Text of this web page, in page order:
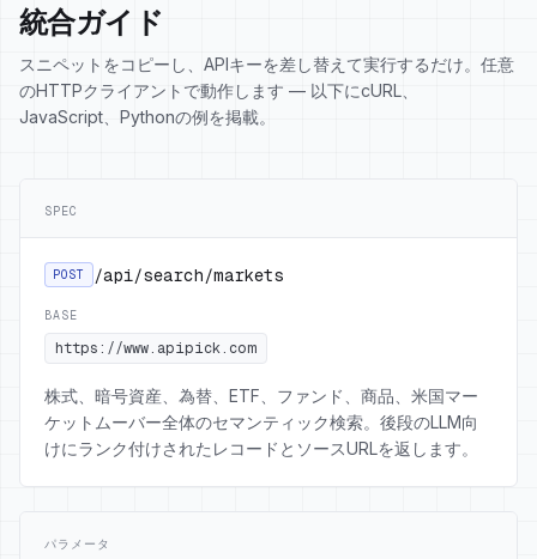
統合ガイド
スニペットをコピーし、APIキーを差し替えて実行するだけ。任意
のHTTPクライアントで動作します — 以下にcURL、
JavaScript、Pythonの例を掲載。
SPEC
POST /api/search/markets
BASE
https://www.apipick.com
株式、暗号資産、為替、ETF、ファンド、商品、米国マー
ケットムーバー全体のセマンティック検索。後段のLLM向
けにランク付けされたレコードとソースURLを返します。
パラメータ